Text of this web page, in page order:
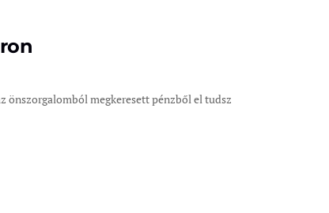
önszorgalomból megkeresett pénzből el tudsz